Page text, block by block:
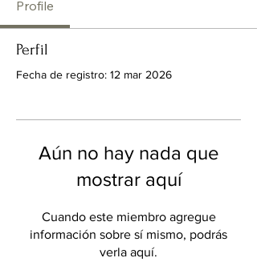
Profile
Perfil
Fecha de registro: 12 mar 2026
Aún no hay nada que
mostrar aquí
Cuando este miembro agregue
información sobre sí mismo, podrás
verla aquí.